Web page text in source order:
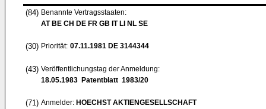
(84) Benannte Vertragsstaaten:
AT BE CH DE FR GB IT LI NL SE
(30) Priorität: 07.11.1981 DE 3144344
(43) Veröffentlichungstag der Anmeldung:
18.05.1983 Patentblatt 1983/20
(71) Anmelder: HOECHST AKTIENGESELLSCHAFT